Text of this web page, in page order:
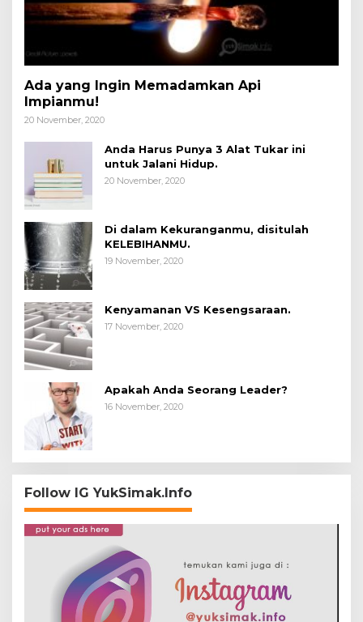
Ada yang Ingin Memadamkan Api
Impianmu!
20 November, 2020
Anda Harus Punya 3 Alat Tukar ini
untuk Jalani Hidup.
20 November, 2020
Di dalam Kekuranganmu, disitulah
KELEBIHANMU.
19 November, 2020
Kenyamanan VS Kesengsaraan.
17 November, 2020
Apakah Anda Seorang Leader?
16 November, 2020
Follow IG YukSimak.Info